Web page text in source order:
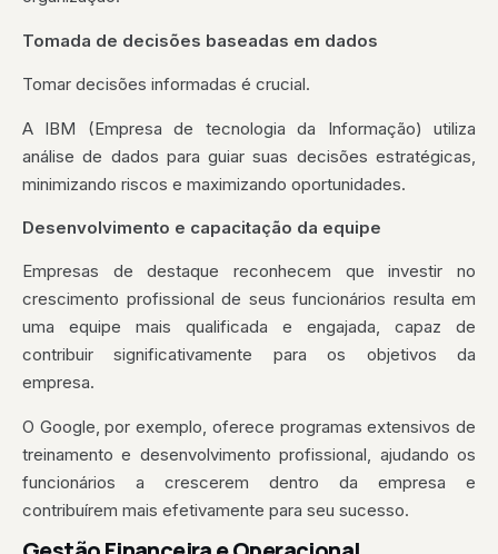
Tomada de decisões baseadas em dados
Tomar decisões informadas é crucial.
A IBM (Empresa de tecnologia da Informação) utiliza
análise de dados para guiar suas decisões estratégicas,
minimizando riscos e maximizando oportunidades.
Desenvolvimento e capacitação da equipe
Empresas de destaque reconhecem que investir no
crescimento profissional de seus funcionários resulta em
uma equipe mais qualificada e engajada, capaz de
contribuir significativamente para os objetivos da
empresa.
O Google, por exemplo, oferece programas extensivos de
treinamento e desenvolvimento profissional, ajudando os
funcionários a crescerem dentro da empresa e
contribuírem mais efetivamente para seu sucesso.